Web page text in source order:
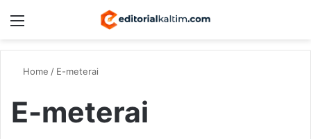
Home / E-meterai
E-meterai